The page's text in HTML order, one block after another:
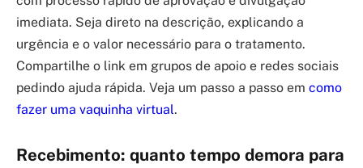
imediata. Seja direto na descrição, explicando a
urgência e o valor necessário para o tratamento.
Compartilhe o link em grupos de apoio e redes sociais
pedindo ajuda rápida. Veja um passo a passo em como
fazer uma vaquinha virtual.
Recebimento: quanto tempo demora para